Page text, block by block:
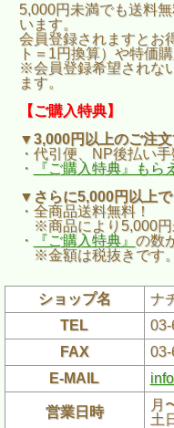
5,000円未満でも送料
います。
会員登録されますとお
ト＝1円換算）や特価
※会員登録希望されな
ます。
【ご購入特典】
▼3,000円以上のご注文
・代引便、NP後払い
・
『ご購入特典』もら
▼さらに5,000円以上で
・全商品送料無料！
※商品により5,000円
・
『ご購入特典』 の数
※金額は税抜きです。
ショップ名
ナ
TEL
FAX
E-MAIL
営業日時
月
土